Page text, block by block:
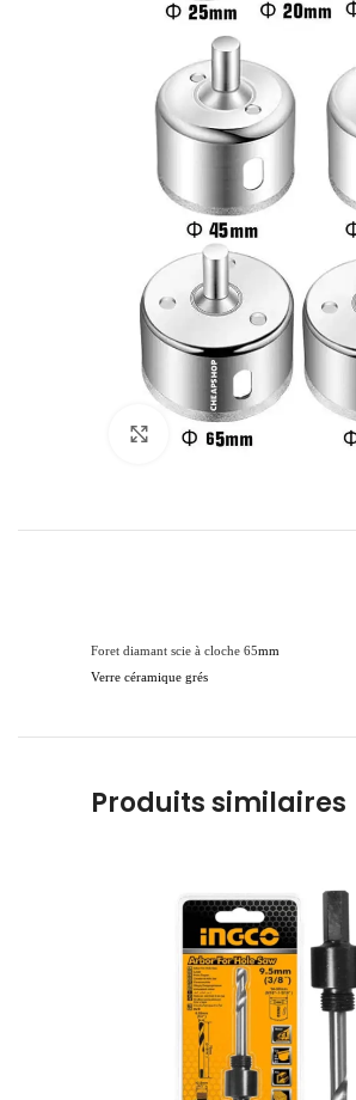
Click to enlarge
Foret diamant scie à cloche 65mm
Verre céramique grés
Produits similaires